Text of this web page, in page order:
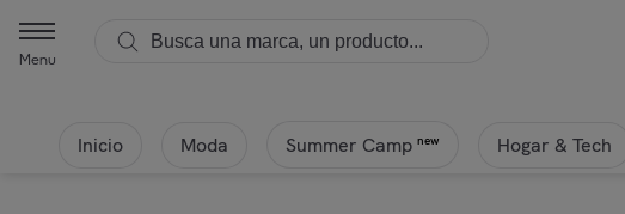
Menu
Inicio Moda Summer Camp new Hogar & Tech